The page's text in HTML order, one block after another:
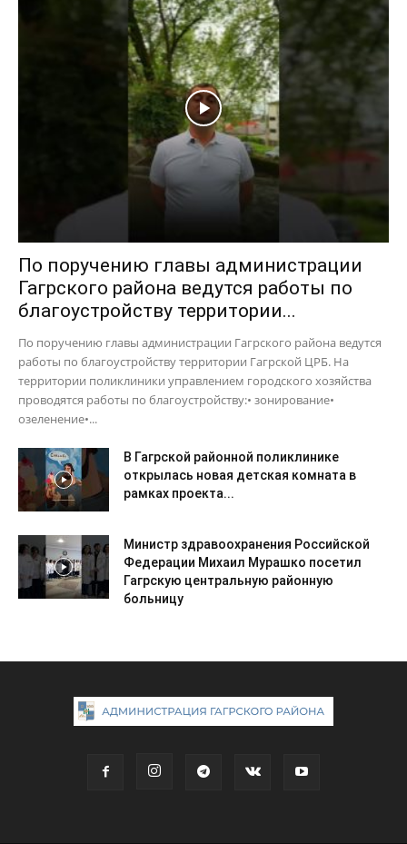
По поручению главы администрации
Гагрского района ведутся работы по
благоустройству территории...
По поручению главы администрации Гагрского района ведутся
работы по благоустройству территории Гагрской ЦРБ. На
территории поликлиники управлением городского хозяйства
проводятся работы по благоустройству:• зонирование•
озеленение•...
В Гагрской районной поликлинике
открылась новая детская комната в
рамках проекта...
Министр здравоохранения Российской
Федерации Михаил Мурашко посетил
Гагрскую центральную районную
больницу